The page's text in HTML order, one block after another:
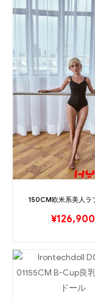
150CM欧米系美人ラ
¥126,900